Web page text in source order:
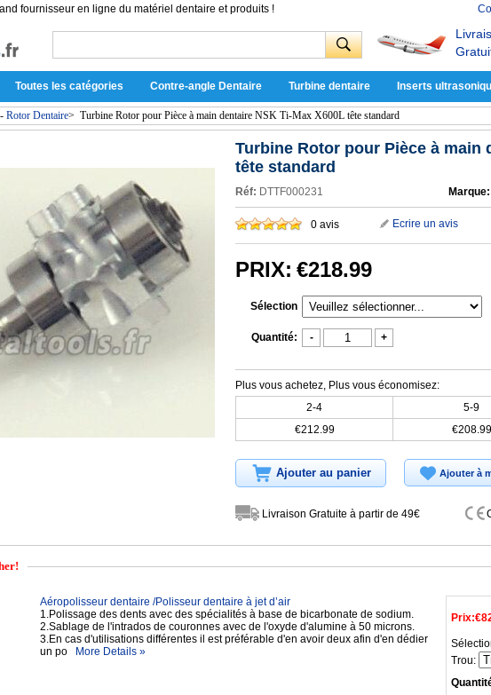
fournisseur en ligne du matériel dentaire et produits !
Toutes les catégories Contre-angle Dentaire Turbine dentaire Inserts
- Rotor Dentaire> Turbine Rotor pour Pièce à main dentaire NSK Ti-Max X600L tête standard
Turbine Rotor pour Pièce à main
tête standard
Réf: DTTF000231 Marque:
0 avis Ecrire un avis
PRIX: €218.99
Sélection
Quantité: - +
Plus vous achetez, Plus vous économisez:
2-4
5-9
€212.99
€208.99
Ajouter au panier Ajouter à
Livraison Gratuite à partir de 49€
Prix:
Trou:
Aéropolisseur dentaire /Polisseur dentaire à jet d’air
1.Polissage des dents avec des spécialités à base de bicarbonate de sodium.
2.Sablage de l'intrados de couronnes avec de l'oxyde d'alumine à 50 microns.
3.En cas d'utilisations différentes il est préférable d'en avoir deux afin d'en dédier
un po
More Details »